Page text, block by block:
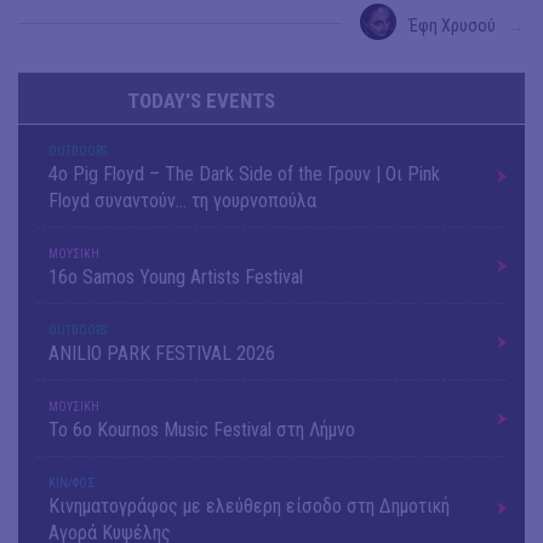
Έφη Χρυσού
TODAY'S EVENTS
OUTDΟORS
4ο Pig Floyd – The Dark Side of the Γρουν | Οι Pink
Floyd συναντούν… τη γουρνοπούλα
ΜΟΥΣΙΚΗ
16o Samos Young Artists Festival
OUTDΟORS
ANILIO PARK FESTIVAL 2026
ΜΟΥΣΙΚΗ
Το 6ο Kournos Music Festival στη Λήμνο
ΚΙΝ/ΦΟΣ
Κινηματογράφος με ελεύθερη είσοδο στη Δημοτική
Αγορά Κυψέλης